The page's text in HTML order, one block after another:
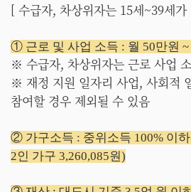
[ 수급자, 차상위자는 15세~39세
① 근로 및 사업 소득 : 월 50만원
※ 수급자, 차상위자는 근로 사업
※ 재정 지원 일자리 사업, 사회적
참여할 경우 제외될 수 있음
② 가구소득 : 중위소득 100% 이
2인 가구 3,260,085원)